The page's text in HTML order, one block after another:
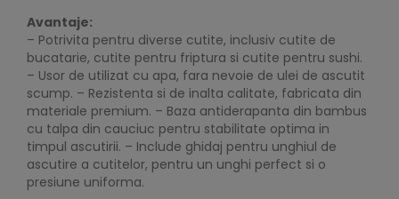
Avantaje:
– Potrivita pentru diverse cutite, inclusiv cutite de
bucatarie, cutite pentru friptura si cutite pentru sushi.
– Usor de utilizat cu apa, fara nevoie de ulei de ascutit
scump. – Rezistenta si de inalta calitate, fabricata din
materiale premium. – Baza antiderapanta din bambus
cu talpa din cauciuc pentru stabilitate optima in
timpul ascutirii. – Include ghidaj pentru unghiul de
ascutire a cutitelor, pentru un unghi perfect si o
presiune uniforma.